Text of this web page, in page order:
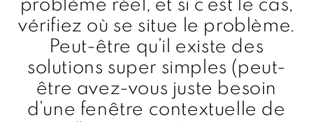
vérifiez où se situe le problème.
Peut-être qu’il existe des
solutions super simples (peut-
être avez-vous juste besoin
d’une fenêtre contextuelle de